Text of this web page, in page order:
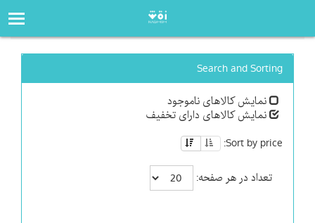
Search and Sorting
نمایش کالاهای ناموجود
نمایش کالاهای دارای تخفیف
Sort by price:
تعداد در هر صفحه: